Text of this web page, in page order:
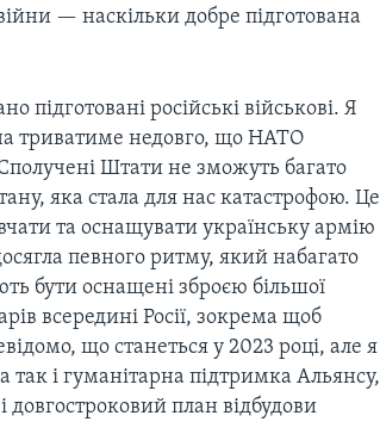
— наскільки добре підготована
підготовані російські військові. Я
триватиме недовго, що НАТО
Штати не зможуть багато
яка стала для нас катастрофою. Це
та оснащувати українську армію
певного ритму, який набагато
бути оснащені зброєю більшої
всередині Росії, зокрема щоб
що станеться у 2023 році, але я
так і гуманітарна підтримка Альянсу,
довгостроковий план відбудови